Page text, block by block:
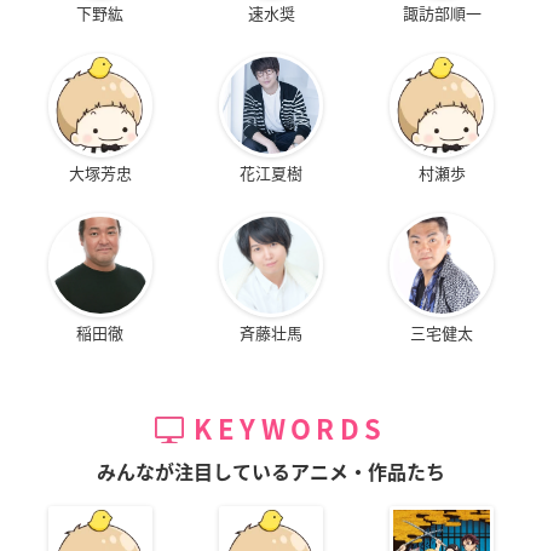
下野紘 速水奨 諏訪部順一
大塚芳忠 花江夏樹 村瀬歩
稲田徹 斉藤壮馬 三宅健太
KEYWORDS
みんなが注目しているアニメ・作品たち